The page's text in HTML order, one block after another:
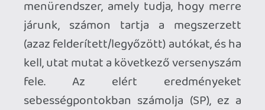
csatlakoznak a hajthatatlan rendőrök,
akik nem csak a mi életünket keserítik
meg, de a notórius gyorshajtó brigád
szórakozását is képesek megkeseríteni.
Pár kör után a kijelölt szakaszok már
ténylegesen csatatérre emlékeztetik az
embert, a rázkódó kameranézet és az